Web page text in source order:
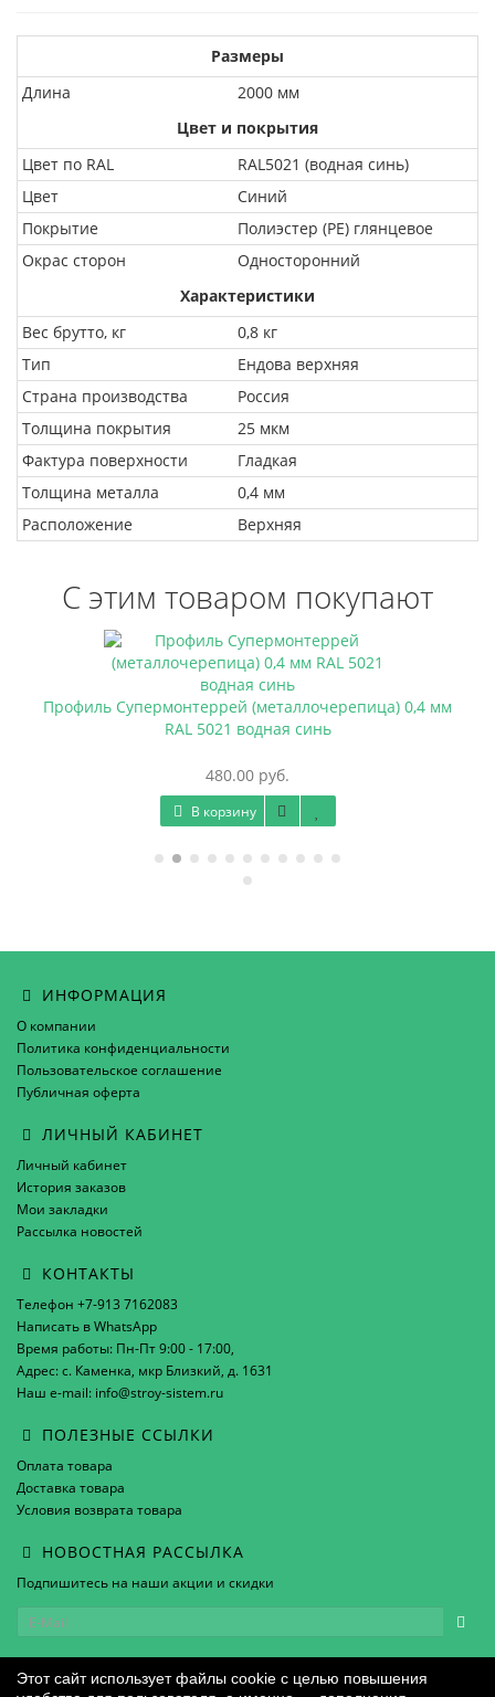
Размеры
Длина
2000 мм
Цвет и покрытия
Цвет по RAL
RAL5021 (водная синь)
Цвет
Синий
Покрытие
Полиэстер (PE) глянцевое
Окрас сторон
Односторонний
Характеристики
Вес брутто, кг
0,8 кг
Тип
Ендова верхняя
Страна производства
Россия
Толщина покрытия
25 мкм
Фактура поверхности
Гладкая
Толщина металла
0,4 мм
Расположение
Верхняя
С этим товаром покупают
Профиль Супермонтеррей (металлочерепица) 0,4 мм
RAL 5021 водная синь
480.00 руб.
В корзину
ИНФОРМАЦИЯ
О компании
Политика конфиденциальности
Пользовательское соглашение
Публичная оферта
ЛИЧНЫЙ КАБИНЕТ
Личный кабинет
История заказов
Мои закладки
Рассылка новостей
КОНТАКТЫ
Телефон +7-913 7162083
Написать в WhatsApp
Время работы: Пн-Пт 9:00 - 17:00,
Адрес: с. Каменка, мкр Близкий, д. 1631
Наш e-mail: info@stroy-sistem.ru
ПОЛЕЗНЫЕ ССЫЛКИ
Оплата товара
Доставка товара
Условия возврата товара
НОВОСТНАЯ РАССЫЛКА
Подпишитесь на наши акции и скидки
Этот сайт использует файлы cookie с целью повышения